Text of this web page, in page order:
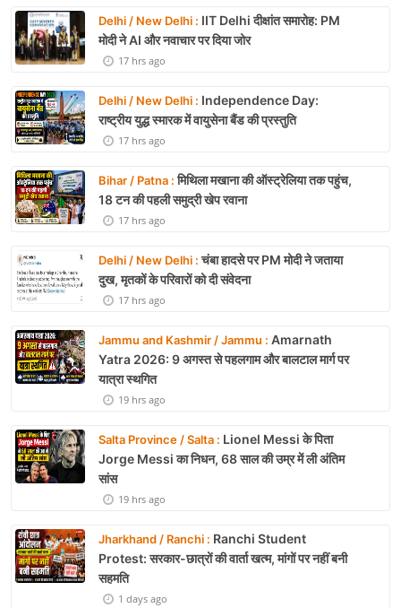
Delhi / New Delhi : IIT Delhi दीक्षांत समारोह: PM
मोदी ने AI और नवाचार पर दिया जोर
17 hrs ago
Delhi / New Delhi : Independence Day:
राष्ट्रीय युद्ध स्मारक में वायुसेना बैंड की प्रस्तुति
17 hrs ago
Bihar / Patna :मिथिला मखाना की ऑस्ट्रेलिया तक पहुंच,
18 टन की पहली समुद्री खेप रवाना
17 hrs ago
Delhi / New Delhi :चंबा हादसे पर PM मोदी ने जताया
दुख, मृतकों के परिवारों को दी संवेदना
17 hrs ago
Jammu and Kashmir / Jammu : Amarnath
Yatra 2026: 9 अगस्त से पहलगाम और बालटाल मार्ग पर
यात्रा स्थगित
19 hrs ago
Salta Province / Salta : Lionel Messi के पिता
Jorge Messi का निधन, 68 साल की उम्र में ली अंतिम
सांस
19 hrs ago
Jharkhand / Ranchi : Ranchi Student
Protest: सरकार-छात्रों की वार्ता खत्म, मांगों पर नहीं बनी
सहमति
1 days ago